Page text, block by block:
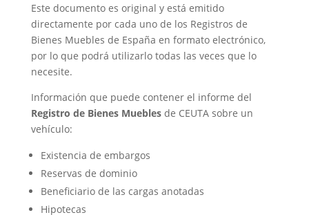
Este documento es original y está emitido
directamente por cada uno de los Registros de
Bienes Muebles de España en formato electrónico,
por lo que podrá utilizarlo todas las veces que lo
necesite.
Información que puede contener el informe del
Registro de Bienes Mueblesde CEUTA sobre un
vehículo:
Existencia de embargos
Reservas de dominio
Beneficiario de las cargas anotadas
Hipotecas